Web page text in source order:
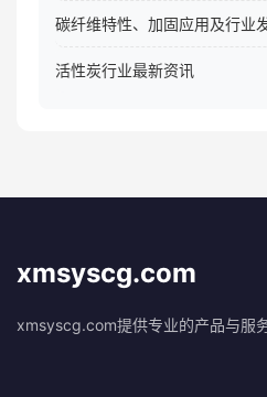
碳纤维特性、加固应用及行业
活性炭行业最新资讯
xmsyscg.com
xmsyscg.com提供专业的产品与服